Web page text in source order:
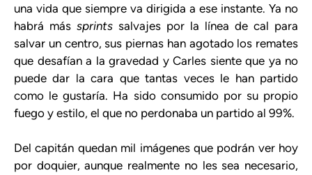
una vida que siempre va dirigida a ese instante. Ya no
habrá más sprints salvajes por la línea de cal para
salvar un centro, sus piernas han agotado los remates
que desafían a la gravedad y Carles siente que ya no
puede dar la cara que tantas veces le han partido
como le gustaría. Ha sido consumido por su propio
fuego y estilo, el que no perdonaba un partido al 99%.
Del capitán quedan mil imágenes que podrán ver hoy
por doquier, aunque realmente no les sea necesario,